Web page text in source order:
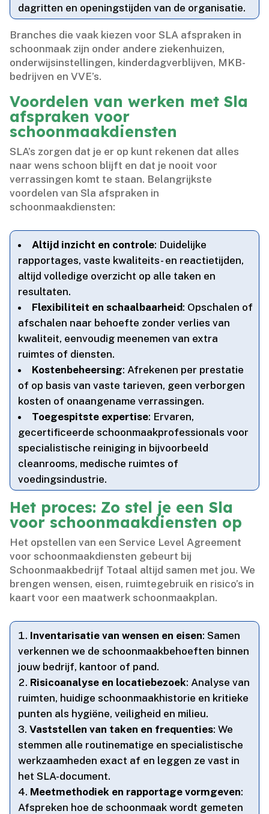
dagritten en openingstijden van de organisatie.​
Branches die vaak kiezen voor SLA afspraken in
schoonmaak zijn onder andere ziekenhuizen,
onderwijsinstellingen, kinderdagverblijven, MKB-
bedrijven en VVE’s.​
Voordelen van werken met Sla
afspraken voor
schoonmaakdiensten
SLA’s zorgen dat je er op kunt rekenen dat alles
naar wens schoon blijft en dat je nooit voor
verrassingen komt te staan.​ Belangrijkste
voordelen van Sla afspraken in
schoonmaakdiensten:
Altijd inzicht en controle: Duidelijke
rapportages, vaste kwaliteits- en reactietijden,
altijd volledige overzicht op alle taken en
resultaten.​
Flexibiliteit en schaalbaarheid: Opschalen of
afschalen naar behoefte zonder verlies van
kwaliteit, eenvoudig meenemen van extra
ruimtes of diensten.​
Kostenbeheersing: Afrekenen per prestatie
of op basis van vaste tarieven, geen verborgen
kosten of onaangename verrassingen.​
Toegespitste expertise: Ervaren,
gecertificeerde schoonmaakprofessionals voor
specialistische reiniging in bijvoorbeeld
cleanrooms, medische ruimtes of
voedingsindustrie.​
Het proces: Zo stel je een Sla
voor schoonmaakdiensten op
Het opstellen van een Service Level Agreement
voor schoonmaakdiensten gebeurt bij
Schoonmaakbedrijf Totaal altijd samen met jou.​ We
brengen wensen, eisen, ruimtegebruik en risico’s in
kaart voor een maatwerk schoonmaakplan.​
Inventarisatie van wensen en eisen: Samen
verkennen we de schoonmaakbehoeften binnen
jouw bedrijf, kantoor of pand.​
Risicoanalyse en locatiebezoek: Analyse van
ruimten, huidige schoonmaakhistorie en kritieke
punten als hygiëne, veiligheid en milieu.​
Vaststellen van taken en frequenties: We
stemmen alle routinematige en specialistische
werkzaamheden exact af en leggen ze vast in
het SLA-document.​
Meetmethodiek en rapportage vormgeven:
Afspreken hoe de schoonmaak wordt gemeten